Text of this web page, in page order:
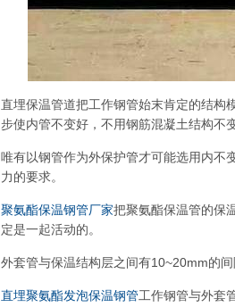
直埋保温管道把工作钢管始末肯定的结构
步使内管不变好，不用钢筋混凝土结构不
唯有以钢管作为外保护管才可能选用内不
力的要求。
聚氨酯保温钢管厂家把聚氨酯保温管的保
定是一起活动的。
外套管与保温结构层之间有10~20mm的
直埋聚氨酯发泡保温钢管工作钢管与外套